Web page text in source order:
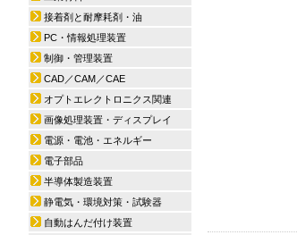
接着剤と耐摩耗剤・油
PC・情報処理装置
制御・管理装置
CAD／CAM／CAE
オプトエレクトロニクス関連
画像処理装置・ディスプレイ
電源・電池・エネルギー
電子部品
半導体製造装置
静電気・環境対策・試験器
自動はんだ付け装置